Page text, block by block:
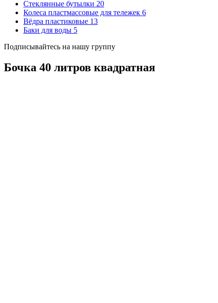
Стеклянные бутылки 20
Колеса пластмассовые для тележек 6
Вёдра пластиковые 13
Баки для воды 5
Подписывайтесь на нашу группу
Бочка 40 литров квадратная